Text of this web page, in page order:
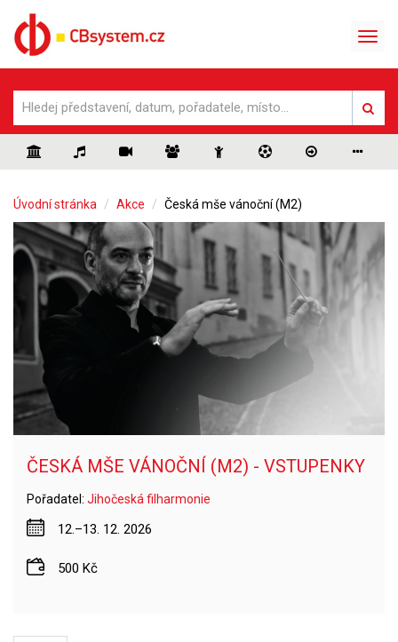
Úvodní stránka Akce Česká mše vánoční (M2)
ČESKÁ MŠE VÁNOČNÍ (M2) - VSTUPENKY
Pořadatel: Jihočeská filharmonie
12.–13. 12. 2026
500 Kč